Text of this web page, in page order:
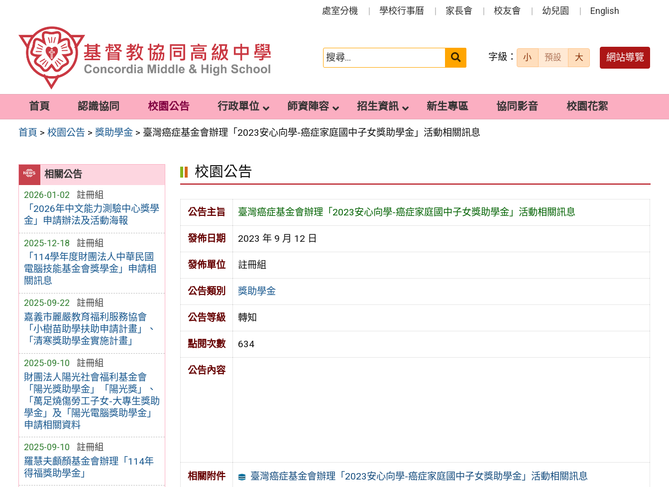
容
處室分機 學校行事曆 家長會 校友會 幼兒園 English
搜
送出 字級： 小 預設 大 網站導覽
首頁 認識協同 校園公告 行政單位 師資陣容 招生資訊 新生專區 協同影音 校園花絮
首頁 >校園公告 >獎助學金 > 臺灣癌症基金會辦理「2023安心向學-癌症家庭國中子女獎助學金」活動相關訊息
相關公告
2026-01-02 註冊組
「2026年中文能力測驗中心獎學
金」申請辦法及活動海報
2025-12-18 註冊組
「114學年度財團法人中華民國
電腦技能基金會獎學金」申請相
關訊息
2025-09-22 註冊組
嘉義市麗嚴教育福利服務協會
「小樹苗助學扶助申請計畫」、
「清寒獎助學金實施計畫」
2025-09-10 註冊組
財團法人陽光社會福利基金會
「陽光獎助學金」「陽光獎」、
「萬足燒傷勞工子女-大專生獎助
學金」及「陽光電腦獎助學金」
申請相關資料
2025-09-10 註冊組
羅慧夫顱顏基金會辦理「114年
得福獎助學金」
校園公告
公告主旨 臺灣癌症基金會辦理「2023安心向學-癌症家庭國中子女獎助學金」活動相關訊息
發佈日期 2023 年 9 月 12 日
發佈單位 註冊組
公告類別 獎助學金
公告等級 轉知
點閱次數 634
公告內容
相關附件 臺灣癌症基金會辦理「2023安心向學-癌症家庭國中子女獎助學金」活動相關訊息